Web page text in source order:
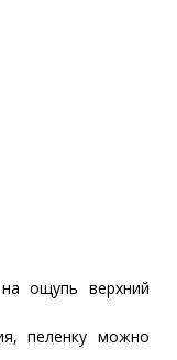
ощупь верхний
пеленку можно